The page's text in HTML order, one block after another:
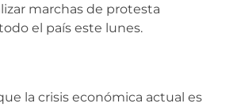
marchas de protesta
el país este lunes.
la crisis económica actual es